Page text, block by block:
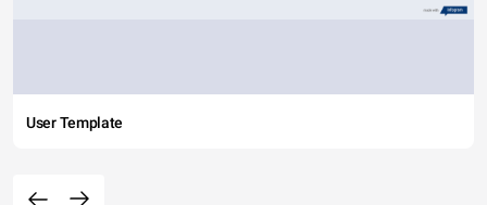
User Template